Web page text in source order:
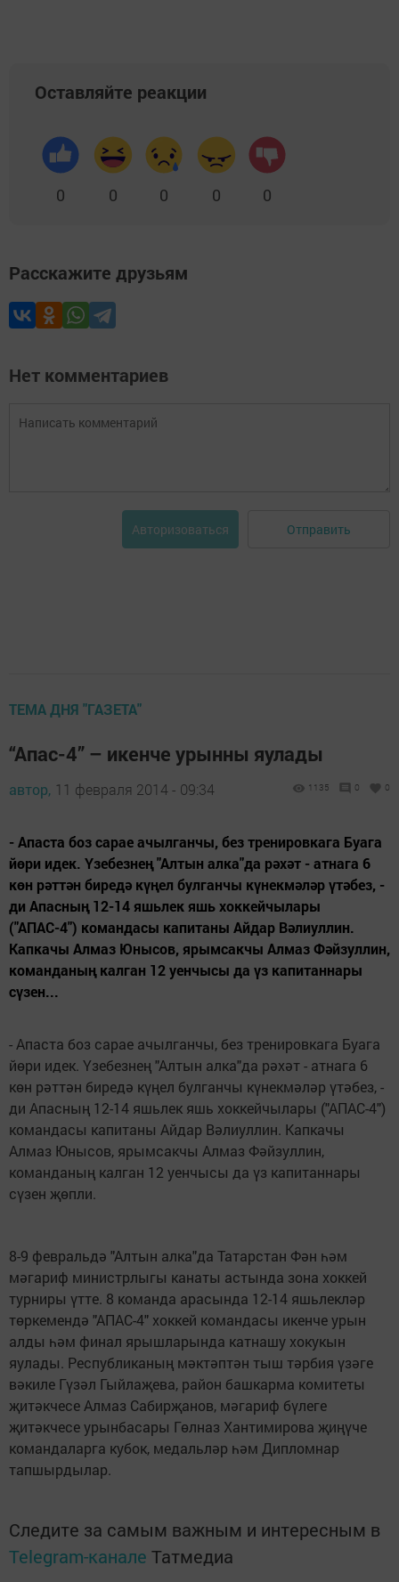
Оставляйте реакции
0 0 0 0 0
Расскажите друзьям
Нет комментариев
Авторизоваться Отправить
ТЕМА ДНЯ "ГАЗЕТА"
“Апас-4” – икенче урынны яулады
автор, 11 февраля 2014 - 09:34 1135 0 0
- Апаста боз сарае ачылганчы, без тренировкага Буага
йөри идек. Үзебезнең "Алтын алка"да рәхәт - атнага 6
көн рәттән биредә күңел булганчы күнекмәләр үтәбез, -
ди Апасның 12-14 яшьлек яшь хоккейчылары
("АПАС-4") командасы капитаны Айдар Вәлиуллин.
Капкачы Алмаз Юнысов, ярымсакчы Алмаз Фәйзуллин,
команданың калган 12 уенчысы да үз капитаннары
сүзен...
- Апаста боз сарае ачылганчы, без тренировкага Буага
йөри идек. Үзебезнең "Алтын алка"да рәхәт - атнага 6
көн рәттән биредә күңел булганчы күнекмәләр үтәбез, -
ди Апасның 12-14 яшьлек яшь хоккейчылары ("АПАС-4")
командасы капитаны Айдар Вәлиуллин. Капкачы
Алмаз Юнысов, ярымсакчы Алмаз Фәйзуллин,
команданың калган 12 уенчысы да үз капитаннары
сүзен җөпли.
8-9 февральдә "Алтын алка"да Татарстан Фән һәм
мәгариф министрлыгы канаты астында зона хоккей
турниры үтте. 8 команда арасында 12-14 яшьлекләр
төркемендә "АПАС-4" хоккей командасы икенче урын
алды һәм финал ярышларында катнашу хокукын
яулады. Республиканың мәктәптән тыш тәрбия үзәге
вәкиле Гүзәл Гыйлаҗева, район башкарма комитеты
җитәкчесе Алмаз Сабирҗанов, мәгариф бүлеге
җитәкчесе урынбасары Гөлназ Хантимирова җиңүче
командаларга кубок, медальләр һәм Дипломнар
тапшырдылар.
Следите за самым важным и интересным в
Telegram-канале Татмедиа